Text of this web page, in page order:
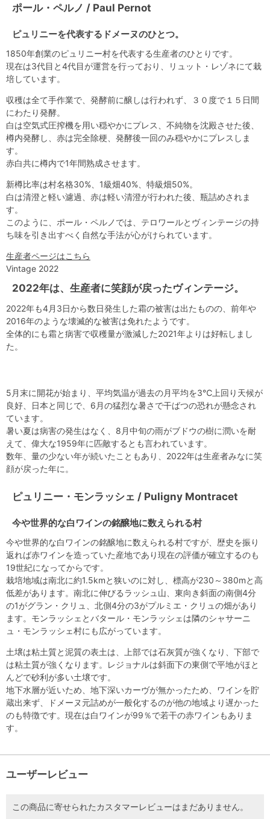
ポール・ペルノ / Paul Pernot
ピュリニーを代表するドメーヌのひとつ。
1850年創業のピュリニー村を代表する生産者のひとりです。
現在は3代目と4代目が運営を行っており、リュット・レゾネにて栽
培しています。
収穫は全て手作業で、発酵前に醸しは行われず、３０度で１５日間
にわたり発酵。
白は空気式圧搾機を用い穏やかにプレス、不純物を沈殿させた後、
樽内発酵し、赤は完全除梗、発酵後一回のみ穏やかにプレスしま
す。
赤白共に樽内で1年間熟成させます。
新樽比率は村名格30%、1級畑40%、特級畑50%。
白は清澄と軽い濾過、赤は軽い清澄が行われた後、瓶詰めされま
す。
このように、ポール・ペルノでは、テロワールとヴィンテージの持
ち味を引き出すべく自然な手法が心がけられています。
生産者ページはこちら
Vintage 2022
2022年は、生産者に笑顔が戻ったヴィンテージ。
2022年も4月3日から数日発生した霜の被害は出たものの、前年や
2016年のような壊滅的な被害は免れたようです。
全体的にも霜と病害で収穫量が激減した2021年よりは好転しまし
た。
5月末に開花が始まり、平均気温が過去の月平均を3℃上回り天候が
良好、日本と同じで、6月の猛烈な暑さで干ばつの恐れが懸念され
ています。
暑い夏は病害の発生はなく、8月中旬の雨がブドウの樹に潤いを耐
えて、偉大な1959年に匹敵するとも言われています。
数年、量の少ない年が続いたこともあり、2022年は生産者みなに笑
顔が戻った年に。
ピュリニー・モンラッシェ / Puligny Montracet
今や世界的な白ワインの銘醸地に数えられる村
今や世界的な白ワインの銘醸地に数えられる村ですが、歴史を振り
返れば赤ワインを造っていた産地であり現在の評価が確立するのも
19世紀になってからです。
栽培地域は南北に約1.5kmと狭いのに対し、標高が230～380mと高
低差があります。南北に伸びるラッシュ山、東向き斜面の南側4分
の1がグラン・クリュ、北側4分の3がプルミエ・クリュの畑があり
ます。モンラッシェとバタール・モンラッシェは隣のシャサーニ
ュ・モンラッシェ村にも広がっています。
土壌は粘土質と泥質の表土は、上部では石灰質が強くなり、下部で
は粘土質が強くなります。レジョナルは斜面下の東側で平地がほと
んどで砂利が多い土壌です。
地下水層が近いため、地下深いカーヴが無かったため、ワインを貯
蔵出来ず、ドメーヌ元詰めが一般化するのが他の地域より遅かった
のも特徴です。現在は白ワインが99％で若干の赤ワインもありま
す。
ユーザーレビュー
この商品に寄せられたカスタマーレビューはまだありません。